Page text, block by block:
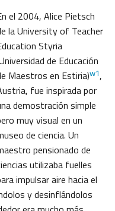
el 2004, Alice Pietsch
la University of Teacher
Styria
de Educación
Maestros en Estiria)w1,
fue inspirada por
demostración simple
muy visual en un
de ciencia. Un
pensionado de
utilizaba fuelles
impulsar aire hacia el
y desinflándolos